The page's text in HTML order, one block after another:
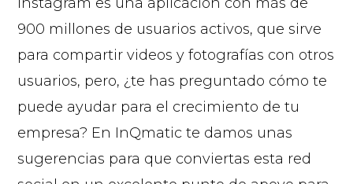
900 millones de usuarios activos, que sirve
para compartir videos y fotografías con otros
usuarios, pero, ¿te has preguntado cómo te
puede ayudar para el crecimiento de tu
empresa? En InQmatic te damos unas
sugerencias para que conviertas esta red